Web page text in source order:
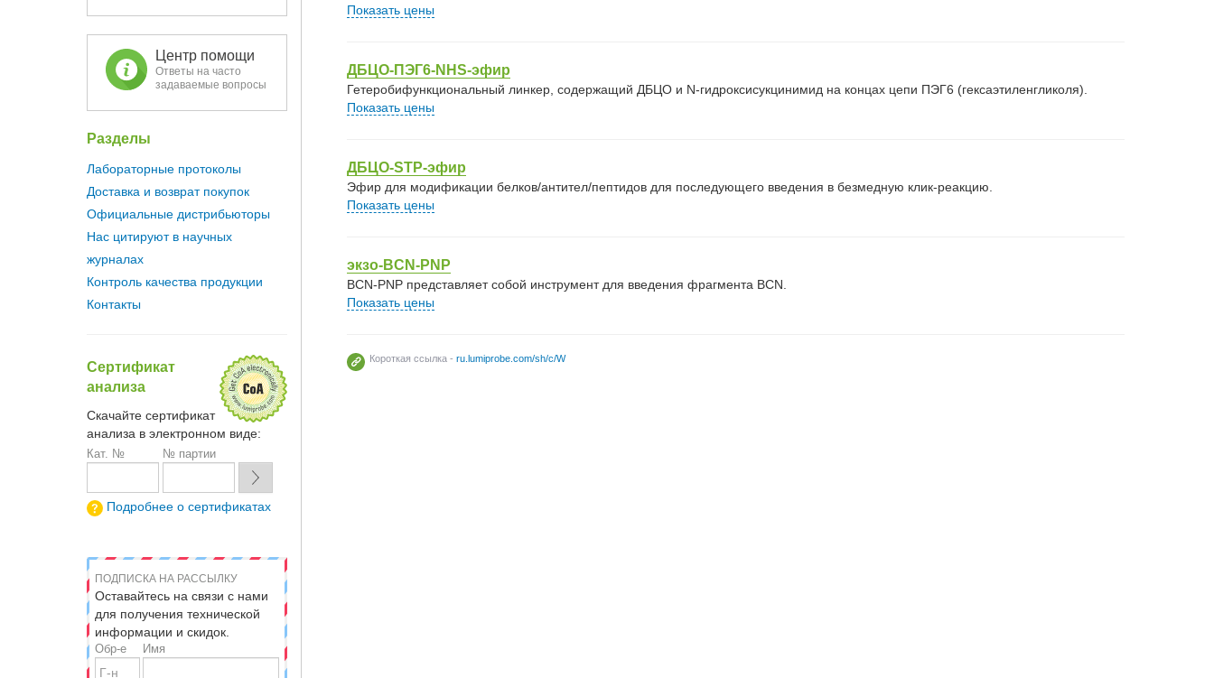
Показать цены
ДБЦО-ПЭГ6-NHS-эфир
Гетеробифункциональный линкер, содержащий ДБЦО и N-гидроксисукцинимид на концах цепи ПЭГ6 (гексаэтиленгликоля).
Показать цены
ДБЦО-STP-эфир
Эфир для модификации белков/антител/пептидов для последующего введения в безмедную клик-реакцию.
Показать цены
экзо-BCN-PNP
BCN-PNP представляет собой инструмент для введения фрагмента BCN.
Показать цены
Короткая ссылка - ru.lumiprobe.com/sh/c/W
Центр помощи
Ответы на часто
задаваемые вопросы
Разделы
Лабораторные протоколы
Доставка и возврат покупок
Официальные дистрибьюторы
Нас цитируют в научных
журналах
Контроль качества продукции
Контакты
Сертификат
анализа
Скачайте сертификат
анализа в электронном виде:
Кат. № № партии
Подробнее о сертификатах
ПОДПИСКА НА РАССЫЛКУ
Оставайтесь на связи с нами
для получения технической
информации и скидок.
Обр-е Имя